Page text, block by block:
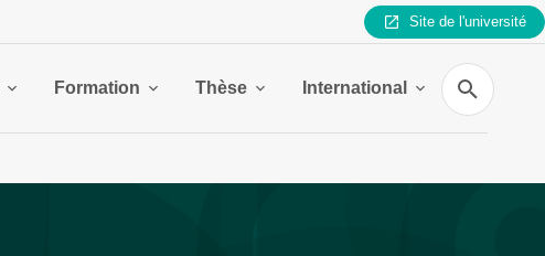
Site de l'université
Formation Thèse International
Recherche